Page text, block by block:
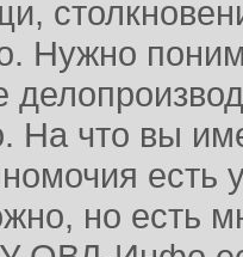
Нужно
На что вы
есть
но есть